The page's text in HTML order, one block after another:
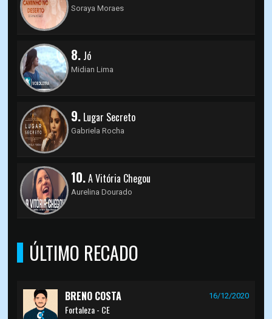
Soraya Moraes
8. Jó
Midian Lima
9. Lugar Secreto
Gabriela Rocha
10.A Vitória Chegou
Aurelina Dourado
ÚLTIMO RECADO
BRENO COSTA 16/12/2020
Fortaleza - CE